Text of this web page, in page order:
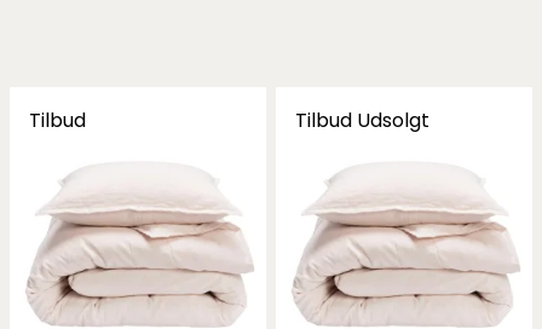
Tilbud Tilbud Udsolgt